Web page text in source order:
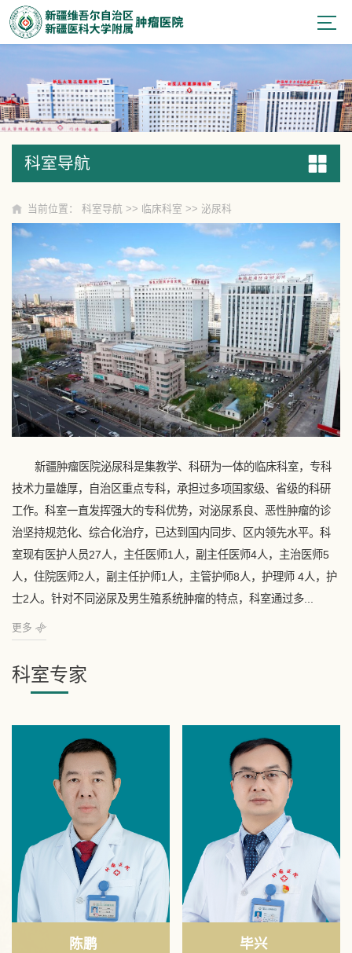
科室导航
科室导航
当前位置： 科室导航 >> 临床科室 >> 泌尿科
新疆肿瘤医院泌尿科是集教学、科研为一体的临床科室，专科
技术力量雄厚，自治区重点专科，承担过多项国家级、省级的科研
工作。科室一直发挥强大的专科优势，对泌尿系良、恶性肿瘤的诊
治坚持规范化、综合化治疗，已达到国内同步、区内领先水平。科
室现有医护人员27人，主任医师1人，副主任医师4人，主治医师5
人，住院医师2人，副主任护师1人，主管护师8人，护理师 4人，护
士2人。针对不同泌尿及男生殖系统肿瘤的特点，科室通过多...
更多
科室专家
陈鹏 毕兴